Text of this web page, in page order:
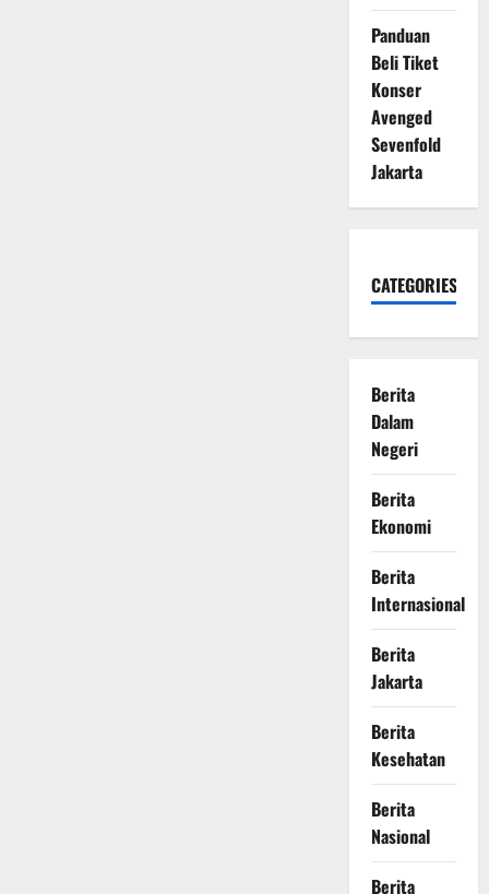
Panduan
Beli Tiket
Konser
Avenged
Sevenfold
Jakarta
CATEGORIES
Berita
Dalam
Negeri
Berita
Ekonomi
Berita
Internasional
Berita
Jakarta
Berita
Kesehatan
Berita
Nasional
Berita